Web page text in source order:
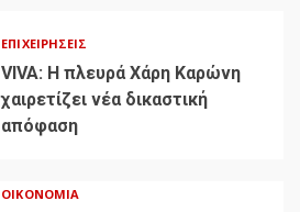
ΕΠΙΧΕΙΡΉΣΕΙΣ
VIVA: Η πλευρά Χάρη Καρώνη
χαιρετίζει νέα δικαστική
απόφαση
ΟΙΚΟΝΟΜΊΑ